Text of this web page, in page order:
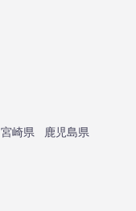
宮崎県
鹿児島県